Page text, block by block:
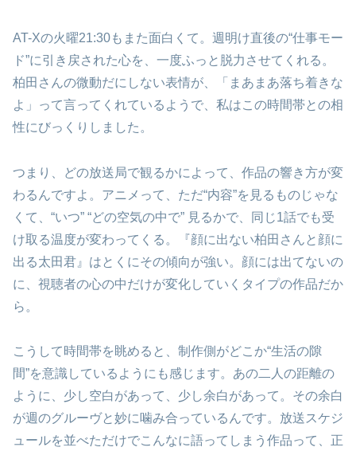
AT-Xの火曜21:30もまた面白くて。週明け直後の“仕事モー
ド”に引き戻された心を、一度ふっと脱力させてくれる。
柏田さんの微動だにしない表情が、「まあまあ落ち着きな
よ」って言ってくれているようで、私はこの時間帯との相
性にびっくりしました。
つまり、どの放送局で観るかによって、作品の響き方が変
わるんですよ。アニメって、ただ“内容”を見るものじゃな
くて、“いつ” “どの空気の中で” 見るかで、同じ1話でも受
け取る温度が変わってくる。『顔に出ない柏田さんと顔に
出る太田君』はとくにその傾向が強い。顔には出てないの
に、視聴者の心の中だけが変化していくタイプの作品だか
ら。
こうして時間帯を眺めると、制作側がどこか“生活の隙
間”を意識しているようにも感じます。あの二人の距離の
ように、少し空白があって、少し余白があって。その余白
が週のグルーヴと妙に噛み合っているんです。放送スケジ
ュールを並べただけでこんなに語ってしまう作品って、正